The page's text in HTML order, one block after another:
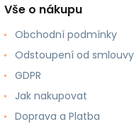
Vše o nákupu
Obchodní podmínky
Odstoupení od smlouvy
GDPR
Jak nakupovat
Doprava a Platba